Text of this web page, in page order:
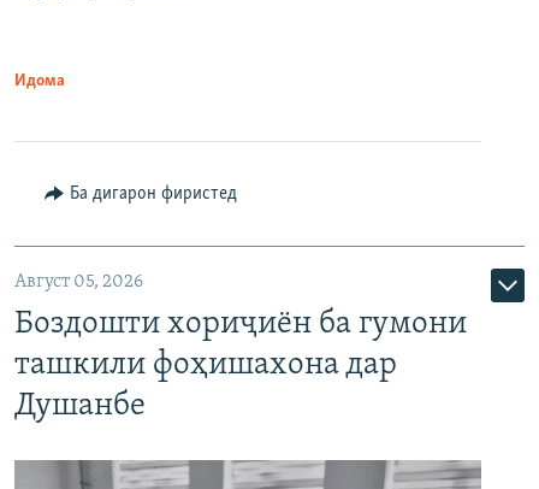
Идома
Ба дигарон фиристед
Август 05, 2026
Боздошти хориҷиён ба гумони
ташкили фоҳишахона дар
Душанбе